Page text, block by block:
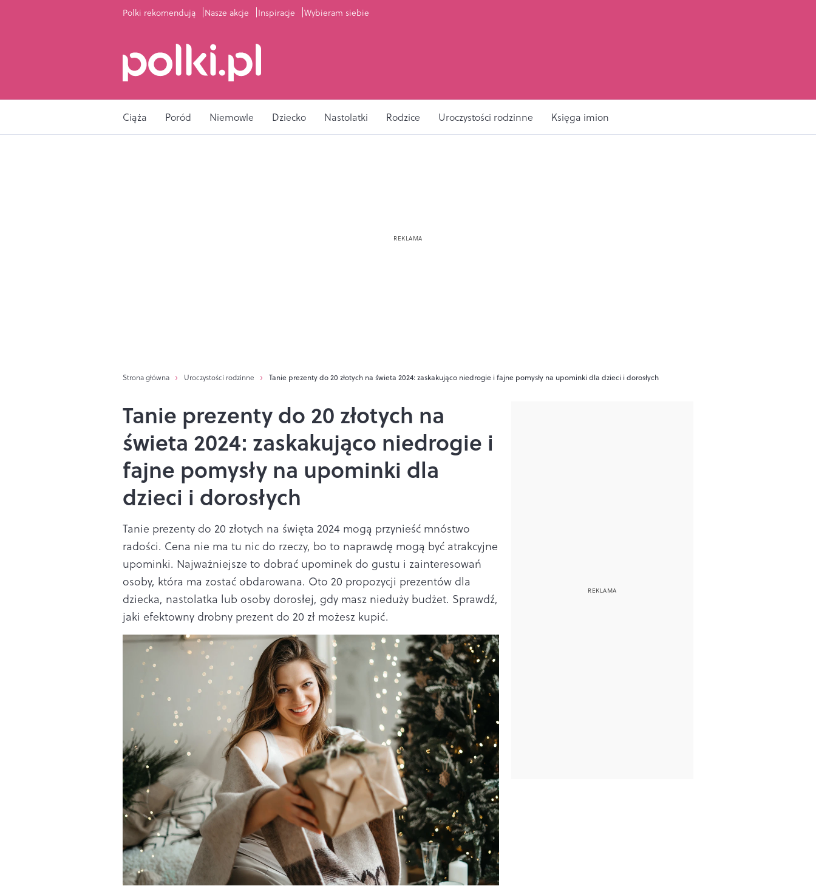
Polki rekomendują Nasze akcje Inspiracje Wybieram siebie
Ciąża Poród Niemowle Dziecko Nastolatki Rodzice Uroczystości rodzinne Księga imion
Strona główna Uroczystości rodzinne Tanie prezenty do 20 złotych na świeta 2024: zaskakująco niedrogie i fajne pomysły na upominki dla dzieci i dorosłych
Tanie prezenty do 20 złotych na
świeta 2024: zaskakująco niedrogie i
fajne pomysły na upominki dla
dzieci i dorosłych
Tanie prezenty do 20 złotych na święta 2024 mogą przynieść mnóstwo
radości. Cena nie ma tu nic do rzeczy, bo to naprawdę mogą być atrakcyjne
upominki. Najważniejsze to dobrać upominek do gustu i zainteresowań
osoby, która ma zostać obdarowana. Oto 20 propozycji prezentów dla
dziecka, nastolatka lub osoby dorosłej, gdy masz nieduży budżet. Sprawdź,
jaki efektowny drobny prezent do 20 zł możesz kupić.